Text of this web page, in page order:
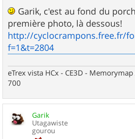
s
a
g
e
Garik, c'est au fond du
première photo, là dessous!
http://
f=1&t=2804
eTrex vista HCx - CE3D -
700
Garik
Utagawiste
gourou